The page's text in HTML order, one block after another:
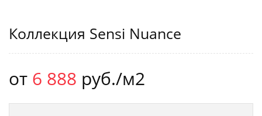
Коллекция Sensi Nuance
от 6 888 руб./м2